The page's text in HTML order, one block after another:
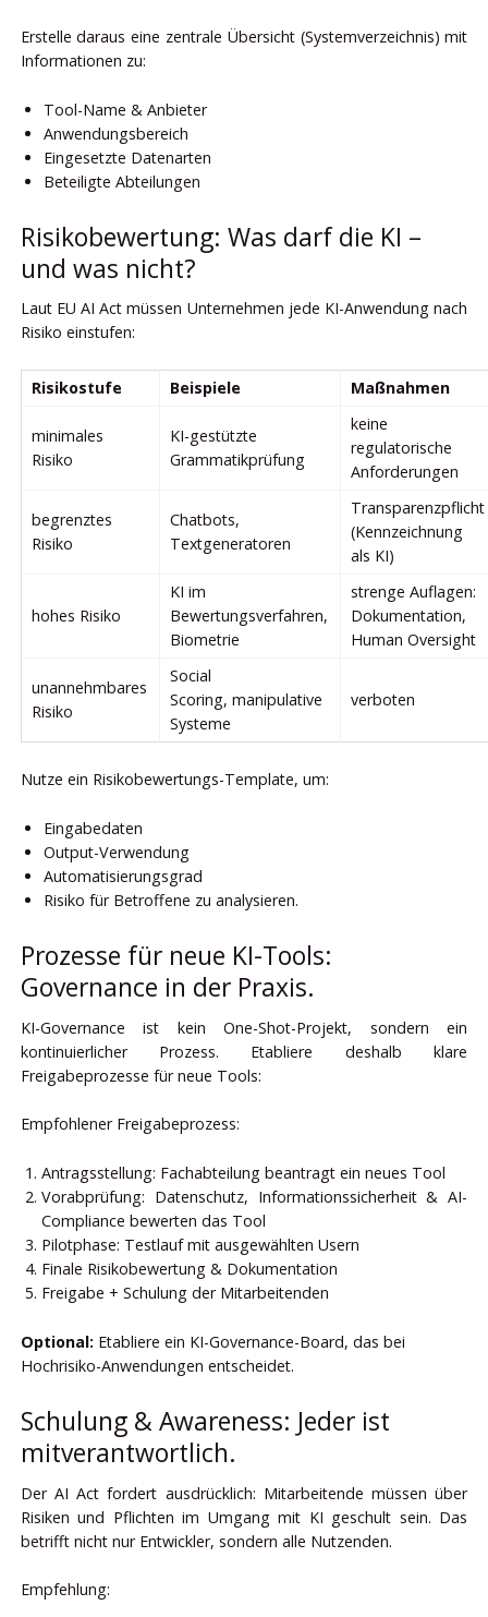
Erstelle daraus eine zentrale Übersicht (Systemverzeichnis) mit
Informationen zu:
Tool-Name & Anbieter
Anwendungsbereich
Eingesetzte Datenarten
Beteiligte Abteilungen
Risikobewertung: Was darf die KI –
und was nicht?
Laut EU AI Act müssen Unternehmen jede KI-Anwendung nach
Risiko einstufen:
Risikostufe Beispiele Maßnahmen
minimales
Risiko
KI-gestützte
Grammatikprüfung
keine
regulatorische
Anforderungen
begrenztes
Risiko
Chatbots,
Textgeneratoren
Transparenzpflicht
(Kennzeichnung
als KI)
hohes Risiko
KI im
Bewertungsverfahren,
Biometrie
strenge Auflagen:
Dokumentation,
Human Oversight
unannehmbares
Risiko
Social
Scoring, manipulative
Systeme
verboten
Nutze ein Risikobewertungs-Template, um:
Eingabedaten
Output-Verwendung
Automatisierungsgrad
Risiko für Betroffene zu analysieren.
Prozesse für neue KI-Tools:
Governance in der Praxis.
KI-Governance ist kein One-Shot-Projekt, sondern ein
kontinuierlicher Prozess. Etabliere deshalb klare
Freigabeprozesse für neue Tools:
Empfohlener Freigabeprozess:
Antragsstellung: Fachabteilung beantragt ein neues Tool
Vorabprüfung: Datenschutz, Informationssicherheit & AI-
Compliance bewerten das Tool
Pilotphase: Testlauf mit ausgewählten Usern
Finale Risikobewertung & Dokumentation
Freigabe + Schulung der Mitarbeitenden
Optional: Etabliere ein KI-Governance-Board, das bei
Hochrisiko-Anwendungen entscheidet.
Schulung & Awareness: Jeder ist
mitverantwortlich.
Der AI Act fordert ausdrücklich: Mitarbeitende müssen über
Risiken und Pflichten im Umgang mit KI geschult sein. Das
betrifft nicht nur Entwickler, sondern alle Nutzenden.
Empfehlung: